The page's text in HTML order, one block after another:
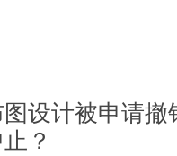
设计被申请
？